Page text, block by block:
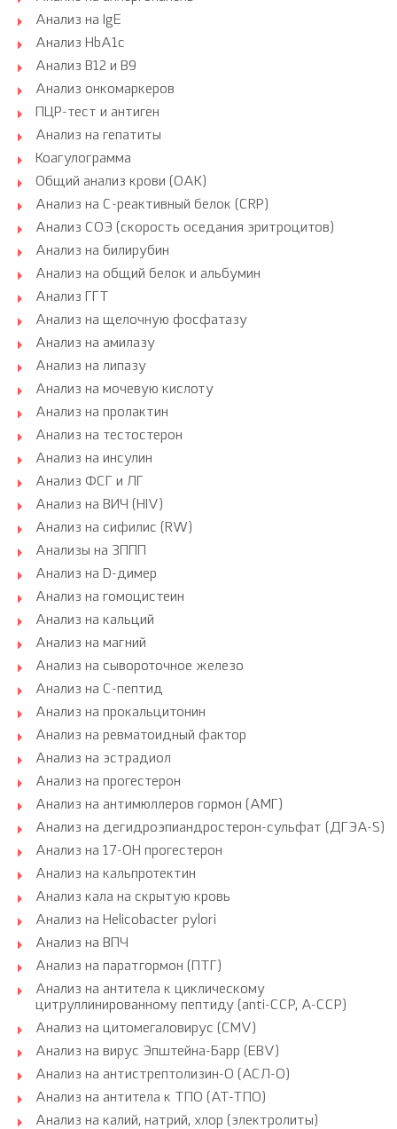
Анализ на IgE
Анализ HbA1c
Анализ B12 и B9
Анализ онкомаркеров
ПЦР-тест и антиген
Анализ на гепатиты
Коагулограмма
Общий анализ крови (ОАК)
Анализ на С-реактивный белок (CRP)
Анализ СОЭ (скорость оседания эритроцитов)
Анализ на билирубин
Анализ на общий белок и альбумин
Анализ ГГТ
Анализ на щелочную фосфатазу
Анализ на амилазу
Анализ на липазу
Анализ на мочевую кислоту
Анализ на пролактин
Анализ на тестостерон
Анализ на инсулин
Анализ ФСГ и ЛГ
Анализ на ВИЧ (HIV)
Анализ на сифилис (RW)
Анализы на ЗППП
Анализ на D-димер
Анализ на гомоцистеин
Анализ на кальций
Анализ на магний
Анализ на сывороточное железо
Анализ на С-пептид
Анализ на прокальцитонин
Анализ на ревматоидный фактор
Анализ на эстрадиол
Анализ на прогестерон
Анализ на антимюллеров гормон (АМГ)
Анализ на дегидроэпиандростерон-сульфат (ДГЭА-S)
Анализ на 17-ОН прогестерон
Анализ на кальпротектин
Анализ кала на скрытую кровь
Анализ на Helicobacter pylori
Анализ на ВПЧ
Анализ на паратгормон (ПТГ)
Анализ на антитела к циклическому
цитруллинированному пептиду (anti-CCP, A-CCP)
Анализ на цитомегаловирус (CMV)
Анализ на вирус Эпштейна-Барр (EBV)
Анализ на антистрептолизин-О (АСЛ-О)
Анализ на антитела к ТПО (АТ-ТПО)
Анализ на калий, натрий, хлор (электролиты)